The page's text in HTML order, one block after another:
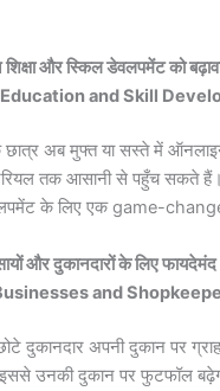
शिक्षाऔरस्किलडेवलपमेंटको
and Skill
अब मुफ्त या सस्ते में ऑनलाइन
तक आसानी से पहुँच सकते
के लिए एक game-changer
औरदुकानदारोंकेलिए
and
दुकानदार अपनी दुकान पर
उनकी दुकान पर फुटफॉल